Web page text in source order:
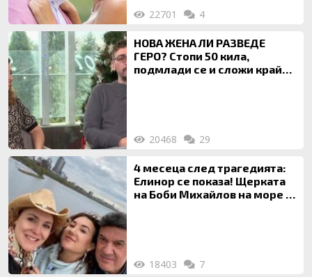
22701 4
НОВА ЖЕНА ЛИ РАЗВЕДЕ
ГЕРО? Стопи 50 кила,
подмлади се и сложи край
20468 29
4 месеца след трагедията:
Елинор се показа! Щерката
на Боби Михайлов на море с
18403 7